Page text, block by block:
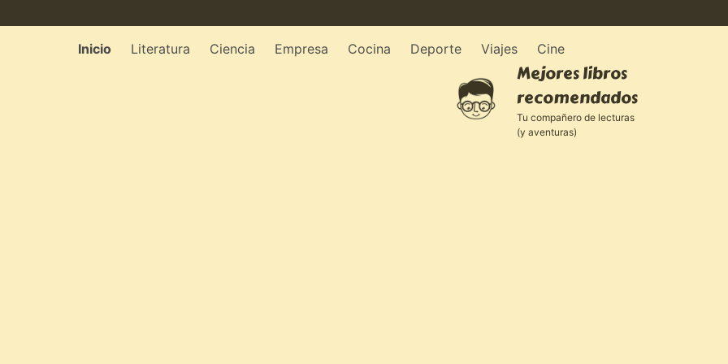
Inicio Literatura Ciencia Empresa Cocina Deporte Viajes Cine
Mejores libros
recomendados
Tu compañero de lecturas
(y aventuras)